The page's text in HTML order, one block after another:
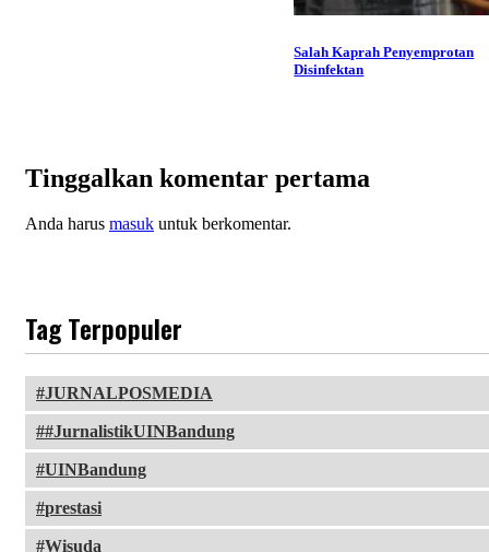
Salah Kaprah Penyemprotan
Disinfektan
Tinggalkan komentar pertama
Anda harus masuk untuk berkomentar.
Tag Terpopuler
JURNALPOSMEDIA
#JurnalistikUINBandung
UINBandung
prestasi
Wisuda